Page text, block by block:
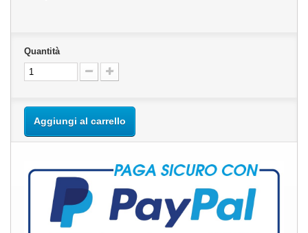
Quantità
Aggiungi al carrello